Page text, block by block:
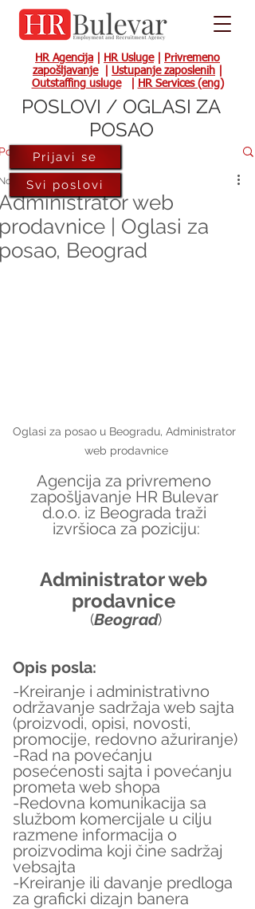
HR Agencija HR Usluge|
Privremeno
zapošljavanje| Ustupanje zaposlenih
Outstaffing usluge| HR Services (eng)
web
| Oglasi za
Beograd
23, 2021
Oglasi za posao u Beogradu, Administrator
web prodavnice
Agencija za privremeno
zapošljavanje HR Bulevar
d.o.o. iz Beograda traži
izvršioca za poziciju:
Administrator web
prodavnice
(Beograd)
Opis posla:
-Kreiranje i administrativno
održavanje sadržaja web sajta
(proizvodi, opisi, novosti,
promocije, redovno ažuriranje)
-Rad na povećanju
posećenosti sajta i povećanju
prometa web shopa
-Redovna komunikacija sa
službom komercijale u cilju
razmene informacija o
proizvodima koji čine sadržaj
vebsajta
-Kreiranje ili davanje predloga
za graficki dizajn banera
Prijavi se
Svi poslovi
POSLOVI / OGLASI ZA
POSAO